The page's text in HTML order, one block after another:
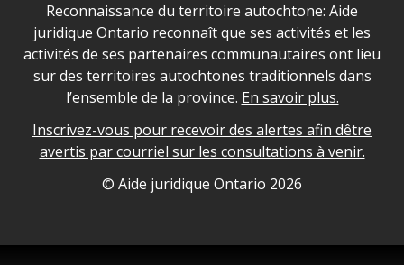
Legal Aid Ontario land acknowledgement
Reconnaissance du territoire autochtone: Aide
juridique Ontario reconnaît que ses activités et les
activités de ses partenaires communautaires ont lieu
sur des territoires autochtones traditionnels dans
l’ensemble de la province. En savoir plus.
Inscrivez-vous pour recevoir des alertes afin dêtre
avertis par courriel sur les consultations à venir.
Legal Aid Ontario copyright information
© Aide juridique Ontario 2026